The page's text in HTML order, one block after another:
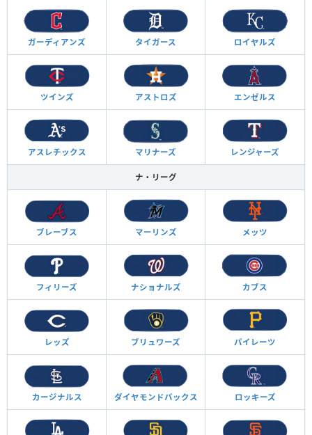
ガーディアンズ タイガース ロイヤルズ
ツインズ アストロズ エンゼルス
アスレチックス マリナーズ レンジャーズ
ナ・リーグ
ブレーブス マーリンズ メッツ
フィリーズ ナショナルズ カブス
レッズ ブリュワーズ パイレーツ
カージナルス ダイヤモンドバックス ロッキーズ